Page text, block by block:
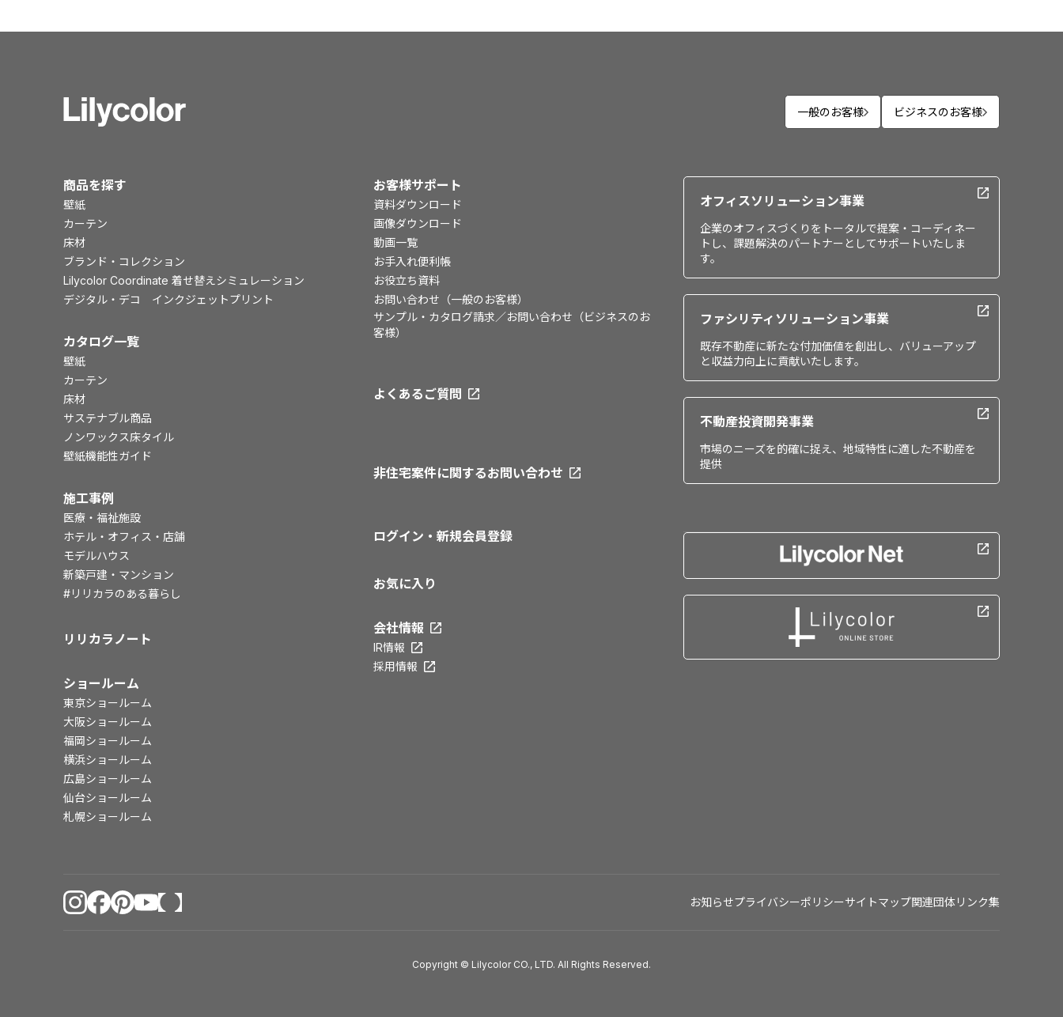
一般のお客様 ビジネスのお客様
商品を探す
壁紙
カーテン
床材
ブランド・コレクション
Lilycolor Coordinate 着せ替えシミュレーション
デジタル・デコ インクジェットプリント
カタログ一覧
壁紙
カーテン
床材
サステナブル商品
ノンワックス床タイル
壁紙機能性ガイド
施工事例
医療・福祉施設
ホテル・オフィス・店舗
モデルハウス
新築戸建・マンション
#リリカラのある暮らし
リリカラノート
ショールーム
東京ショールーム
大阪ショールーム
福岡ショールーム
横浜ショールーム
広島ショールーム
仙台ショールーム
札幌ショールーム
お客様サポート
資料ダウンロード
画像ダウンロード
動画一覧
お手入れ便利帳
お役立ち資料
お問い合わせ（一般のお客様）
サンプル・カタログ請求／お問い合わせ（ビジネスのお
客様）
よくあるご質問
非住宅案件に関するお問い合わせ
ログイン・新規会員登録
お気に入り
会社情報
IR情報
採用情報
オフィスソリューション事業
企業のオフィスづくりをトータルで提案・コーディネー
トし、課題解決のパートナーとしてサポートいたしま
す。
ファシリティソリューション事業
既存不動産に新たな付加価値を創出し、バリューアップ
と収益力向上に貢献いたします。
不動産投資開発事業
市場のニーズを的確に捉え、地域特性に適した不動産を
提供
お知らせプライバシーポリシーサイトマップ関連団体リンク集
Copyright © Lilycolor CO., LTD. All Rights Reserved.